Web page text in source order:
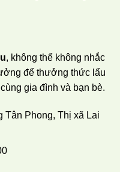
, không thể không nhắc
để thưởng thức lẩu
gia đình và bạn bè.
Tân Phong, Thị xã Lai